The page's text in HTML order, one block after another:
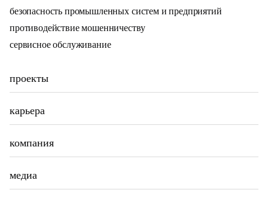
безопасность промышленных систем и предприятий
противодействие мошенничеству
сервисное обслуживание
проекты
карьера
компания
медиа